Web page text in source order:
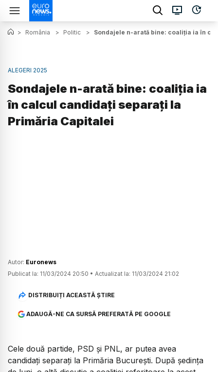
> România > Politic > Sondajele n-arată bine: coaliția ia în
ALEGERI 2025
Sondajele n-arată bine: coaliția ia
în calcul candidați separați la
Primăria Capitalei
Autor: Euronews
Publicat la: 11/03/2024 20:50 • Actualizat la: 11/03/2024 21:02
DISTRIBUIȚI ACEASTĂ ȘTIRE
ADAUGĂ-NE CA SURSĂ PREFERATĂ PE GOOGLE
Cele două partide, PSD și PNL, ar putea avea
candidați separați la Primăria București. După ședința